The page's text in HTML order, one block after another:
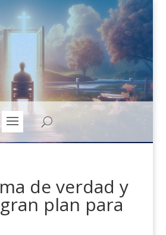
de verdad y
plan para